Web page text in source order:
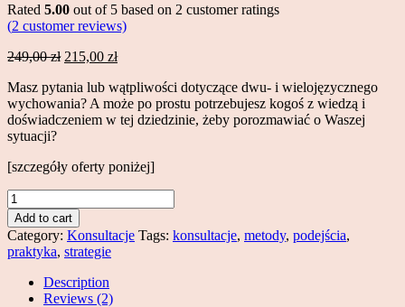
Rated 5.00 out of 5 based on 2 customer ratings
(2 customer reviews)
249,00zł Original
was:
249,00 zł.
215,00 złCurrent
is:
215,00 zł.
Masz pytania lub wątpliwości dotyczące dwu- i wielojęzycznego
wychowania? A może po prostu potrzebujesz kogoś z wiedzą i
doświadczeniem w tej dziedzinie, żeby porozmawiać o Waszej
sytuacji?
[szczegóły oferty poniżej]
Konsultacje
online
quantity
Add to cart
Category: Konsultacje Tags: konsultacje, metody, podejścia,
praktyka, strategie
Description
Reviews (2)